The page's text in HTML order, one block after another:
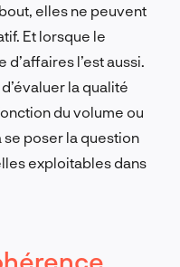
elles ne peuvent
Et lorsque le
l’est aussi.
la qualité
du volume ou
poser la question
exploitables dans